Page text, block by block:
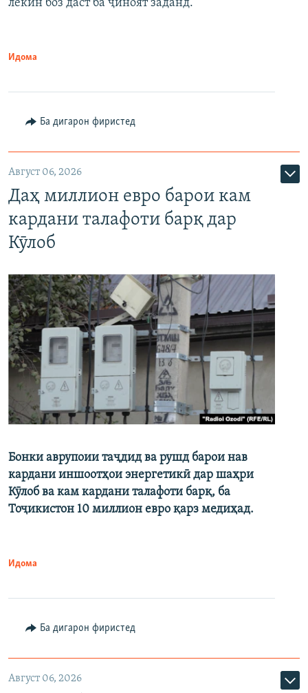
лекин боз даст ба ҷиноят заданд.
Идома
Ба дигарон фиристед
Август 06, 2026
Даҳ миллион евро барои кам
кардани талафоти барқ дар
Кӯлоб
Бонки аврупоии таҷдид ва рушд барои нав
кардани иншоотҳои энергетикӣ дар шаҳри
Кӯлоб ва кам кардани талафоти барқ, ба
Тоҷикистон 10 миллион евро қарз медиҳад.
Идома
Ба дигарон фиристед
Август 06, 2026